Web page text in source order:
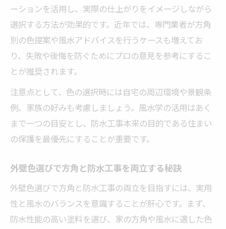
ーションを活用し、実際の仕上がりをイメージしながら
選択する方法が効果的です。近年では、専門業者が方角
別の色提案や風水アドバイスを行うケースも増えてお
り、失敗や後悔を防ぐためにプロの意見を参考にするこ
とが推奨されます。
注意点として、色の選択時には自宅の周辺環境や景観条
例、家族の好みも考慮しましょう。風水学の活用はあく
まで一つの目安とし、防水工事本来の目的である住まい
の保護を最優先にすることが重要です。
外壁色選びで方角と防水工事を両立する秘訣
外壁色選びで方角と防水工事の両立を目指すには、実用
性と風水のバランスを意識することが肝心です。まず、
防水性能の高い塗料を選び、家の方角や風水に適した色